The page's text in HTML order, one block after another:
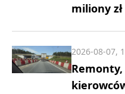
miliony zł
2026-08-07,